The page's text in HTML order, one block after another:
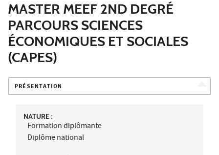
MASTER MEEF 2ND DEGRÉ
PARCOURS SCIENCES
ÉCONOMIQUES ET SOCIALES
(CAPES)
PRÉSENTATION
NATURE :
Formation diplômante
Diplôme national